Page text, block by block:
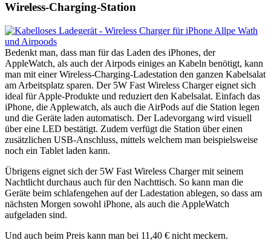
Wireless-Charging-Station
Bedenkt man, dass man für das Laden des iPhones, der
AppleWatch, als auch der Airpods einiges an Kabeln benötigt, kann
man mit einer Wireless-Charging-Ladestation den ganzen Kabelsalat
am Arbeitsplatz sparen. Der 5W Fast Wireless Charger eignet sich
ideal für Apple-Produkte und reduziert den Kabelsalat. Einfach das
iPhone, die Applewatch, als auch die AirPods auf die Station legen
und die Geräte laden automatisch. Der Ladevorgang wird visuell
über eine LED bestätigt. Zudem verfügt die Station über einen
zusätzlichen USB-Anschluss, mittels welchem man beispielsweise
noch ein Tablet laden kann.
Übrigens eignet sich der 5W Fast Wireless Charger mit seinem
Nachtlicht durchaus auch für den Nachttisch. So kann man die
Geräte beim schlafengehen auf der Ladestation ablegen, so dass am
nächsten Morgen sowohl iPhone, als auch die AppleWatch
aufgeladen sind.
Und auch beim Preis kann man bei 11,40 € nicht meckern.